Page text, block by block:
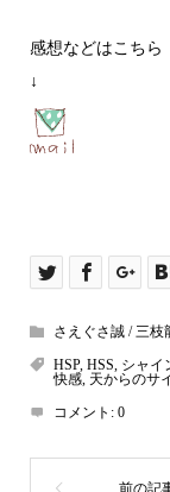
感想などはこちら
↓
さえぐさ誠 / 三枝
HSP, HSS シャイ
快感, 天からのサ
コメント: 0